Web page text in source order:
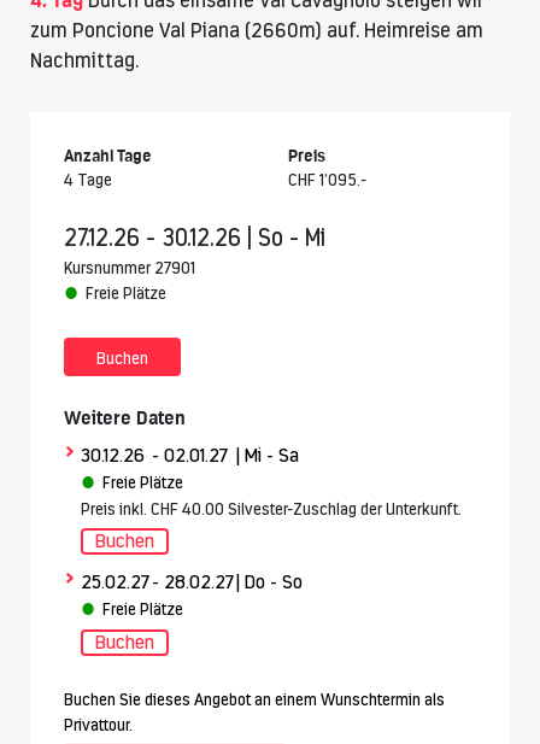
zum Poncione Val Piana (2660m) auf. Heimreise am
Nachmittag.
Anzahl Tage
4 Tage
Preis
CHF 1’095.-
27.12.26 - 30.12.26 | So - Mi
Kursnummer 27901
Freie Plätze
Buchen
Weitere Daten
> 30.12.26 - 02.01.27 | Mi - Sa
Freie Plätze
Preis inkl. CHF 40.00 Silvester-Zuschlag der Unterkunft.
Buchen
> 25.02.27- 28.02.27 | Do - So
Freie Plätze
Buchen
Buchen Sie dieses Angebot an einem Wunschtermin als
Privattour.